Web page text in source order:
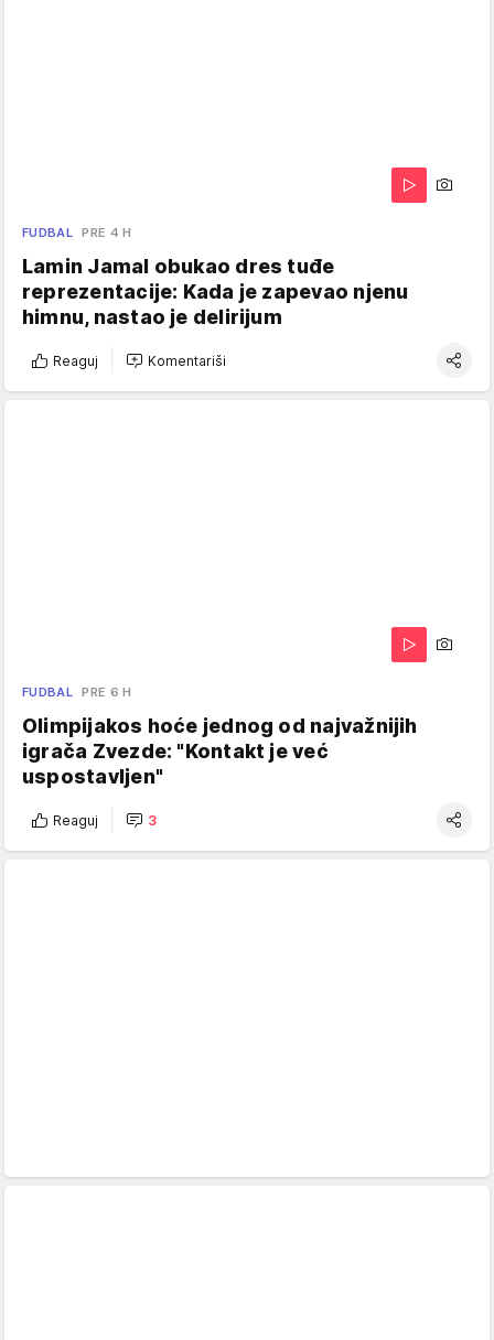
FUDBAL PRE 4 H
Lamin Jamal obukao dres tuđe
reprezentacije: Kada je zapevao njenu
himnu, nastao je delirijum
Reaguj Komentariši
FUDBAL PRE 6 H
Olimpijakos hoće jednog od najvažnijih
igrača Zvezde: "Kontakt je već
uspostavljen"
Reaguj 3